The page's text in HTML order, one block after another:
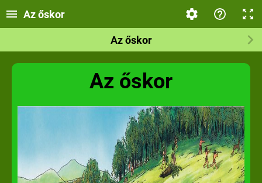
Az őskor
Az őskor
Az őskor